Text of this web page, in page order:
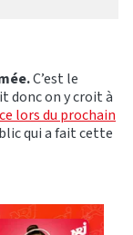
C’est le
donc on y croit à
lors du prochain
qui a fait cette